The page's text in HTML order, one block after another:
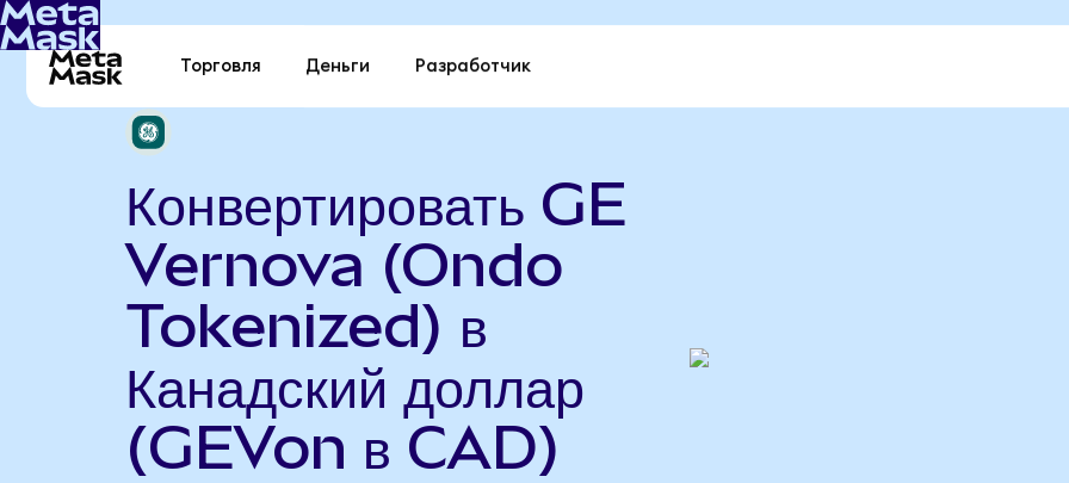
Торговля Деньги Разработчик
Конвертировать GE
Vernova (Ondo
Tokenized) в
Канадский доллар
(GEVon в CAD)